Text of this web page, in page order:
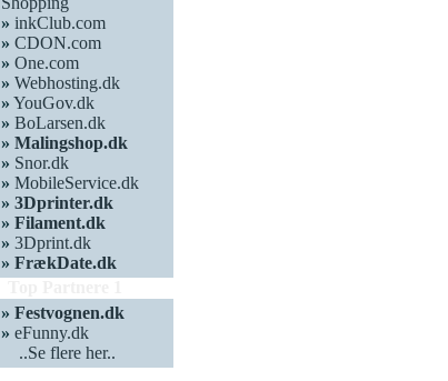
» inkClub.com
» CDON.com
» One.com
» Webhosting.dk
» YouGov.dk
» BoLarsen.dk
» Malingshop.dk
» Snor.dk
» MobileService.dk
» 3Dprinter.dk
» Filament.dk
» 3Dprint.dk
» FrækDate.dk
» Festvognen.dk
» eFunny.dk
..Se flere her..